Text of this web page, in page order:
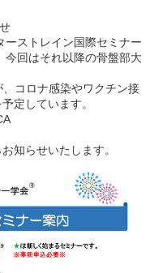
ーストレイン国際セミナー
今回はそれ以降の骨盤部大
コロナ感染やワクチン接
定しています。
知らせいたします。